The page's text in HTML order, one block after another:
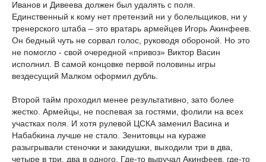
Иванов и Дивеева должен был удалять с поля.
Единственный к кому нет претензий ни у болельщиков, ни у
тренерского штаба – это вратарь армейцев Игорь Акинфеев.
Он бедный чуть не сорвал голос, руководя обороной. Но это
не помогло - свой очередной «привоз» Виктор Васин
исполнил. В самой концовке первой половины игры
вездесущий Малком оформил дубль.
Второй тайм проходил менее результативно, зато более
жестко. Армейцы, не поспевая за гостями, фолили на всех
участках поля. И хотя рулевой ЦСКА заменил Васина и
Набабкина лучше не стало. Зенитовцы на кураже
разыгрывали стеночки и закидушки, выходили три в два,
четыре в три, два в одного. Где-то выручал Акинфеев, где-то